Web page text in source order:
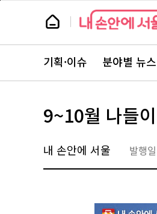
본
뉴
스
뉴
스
주
서
바
로
기획·이슈 분야별 뉴스
9~10월 나들
내 손안에 서울 발행일
페